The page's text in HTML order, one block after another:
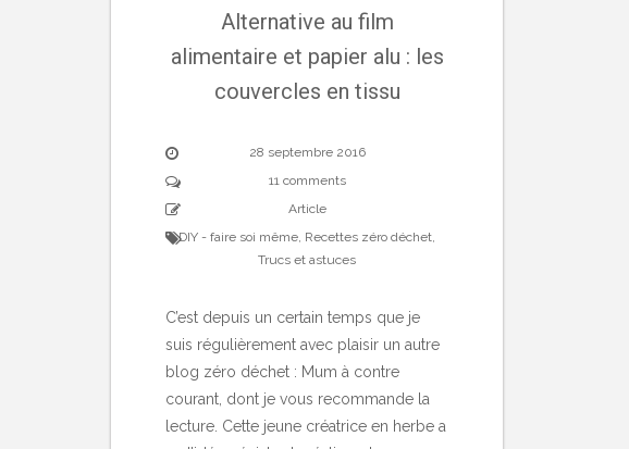
Alternative au film
alimentaire et papier alu : les
couvercles en tissu
28 septembre 2016
11 comments
Article
DIY - faire soi même, Recettes zéro déchet,
Trucs et astuces
C’est depuis un certain temps que je
suis régulièrement avec plaisir un autre
blog zéro déchet : Mum à contre
courant, dont je vous recommande la
lecture. Cette jeune créatrice en herbe a